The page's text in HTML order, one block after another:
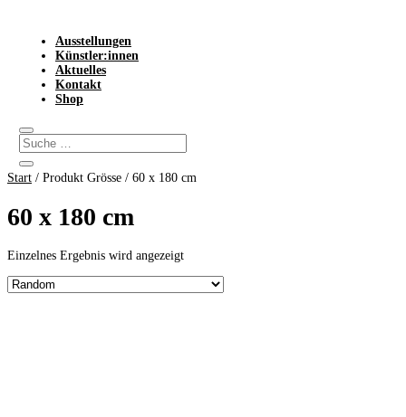
Ausstellungen
Künstler:innen
Aktuelles
Kontakt
Shop
Start / Produkt Grösse / 60 x 180 cm
60 x 180 cm
Einzelnes Ergebnis wird angezeigt